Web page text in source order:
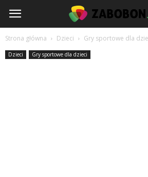
www.zabobon.pl
Strona główna Dzieci Gry sportowe dla
Dzieci Gry sportowe dla dzieci